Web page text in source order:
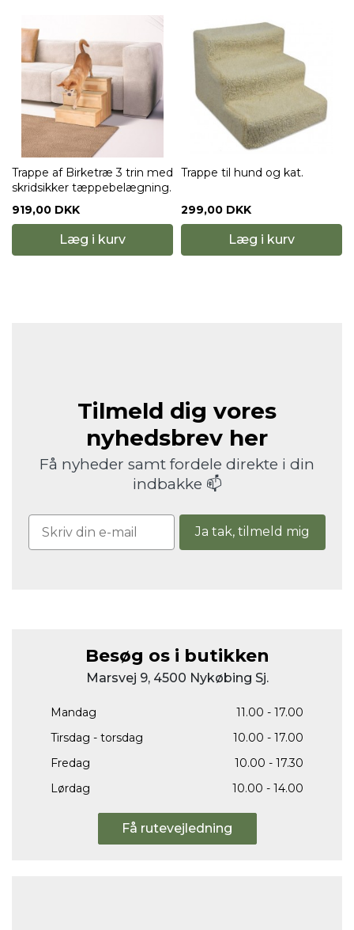
Trappe af Birketræ 3 trin med
skridsikker tæppebelægning.
919,00 DKK
Læg i kurv
Trappe til hund og kat.
299,00 DKK
Læg i kurv
Tilmeld dig vores
nyhedsbrev her
Få nyheder samt fordele direkte i din
indbakke 📫
Ja tak, tilmeld mig
Besøg os i butikken
Marsvej 9, 4500 Nykøbing Sj.
Mandag
11.00 - 17.00
Tirsdag - torsdag
10.00 - 17.00
Fredag
10.00 - 17.30
Lørdag
10.00 - 14.00
Få rutevejledning